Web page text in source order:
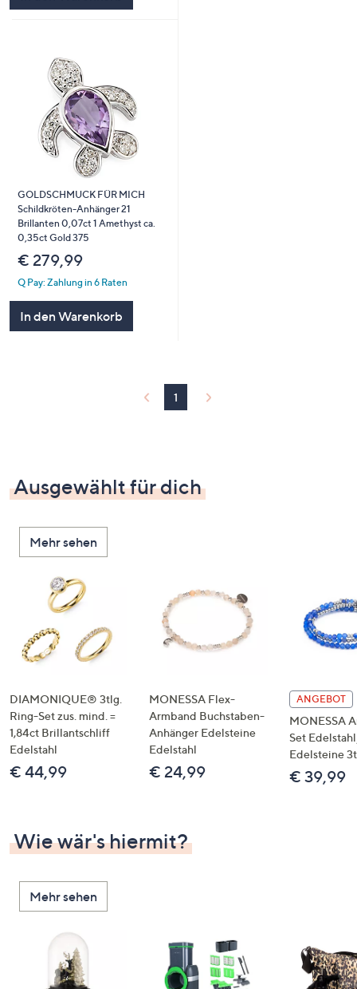
GOLDSCHMUCK FÜR MICH
Schildkröten-Anhänger 21
Brillanten 0,07ct 1 Amethyst ca.
0,35ct Gold 375
€ 279,99
Q Pay: Zahlung in 6 Raten
In den Warenkorb
1
Ausgewählt für dich
Mehr sehen
DIAMONIQUE® 3tlg.
Ring-Set zus. mind. =
1,84ct Brillantschliff
Edelstahl
€ 44,99
MONESSA Flex-
Armband Buchstaben-
Anhänger Edelsteine
Edelstahl
€ 24,99
ANGEBOT
MONESSA
Set
Edelsteine
€ 39,99
Wie wär's hiermit?
Mehr sehen